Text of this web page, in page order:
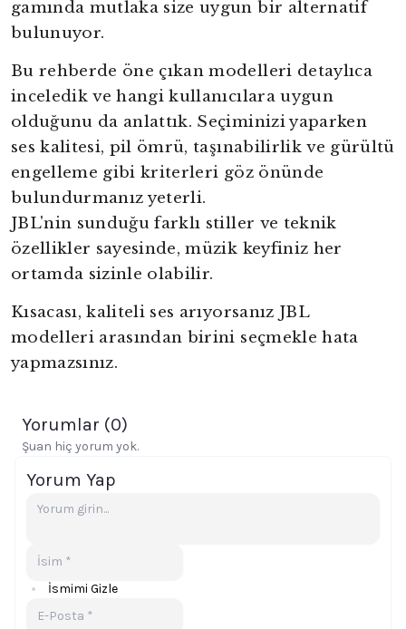
gamında mutlaka size uygun bir alternatif
bulunuyor.
Bu rehberde öne çıkan modelleri detaylıca
inceledik ve hangi kullanıcılara uygun
olduğunu da anlattık. Seçiminizi yaparken
ses kalitesi, pil ömrü, taşınabilirlik ve gürültü
engelleme gibi kriterleri göz önünde
bulundurmanız yeterli.
JBL'nin sunduğu farklı stiller ve teknik
özellikler sayesinde, müzik keyfiniz her
ortamda sizinle olabilir.
Kısacası, kaliteli ses arıyorsanız JBL
modelleri arasından birini seçmekle hata
yapmazsınız.
Yorumlar (0)
Şuan hiç yorum yok.
Yorum Yap
İsmimi Gizle